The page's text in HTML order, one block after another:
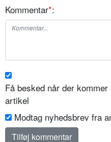
Kommentar*:
Få besked når der
artikel
Modtag nyhedsbrev fra